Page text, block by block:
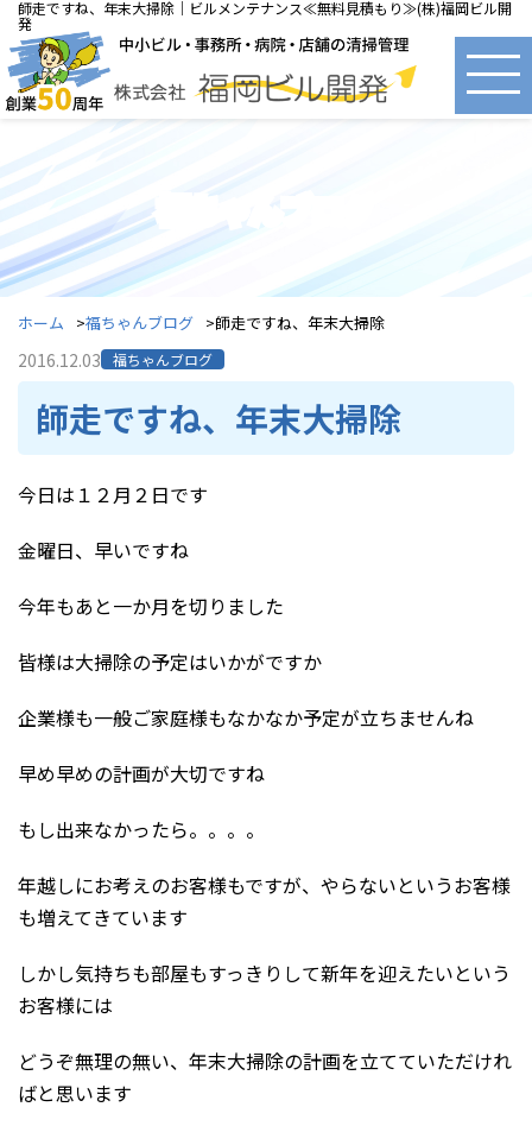
師走ですね、年末大掃除｜ビルメンテナンス≪無料見積もり≫(株)福岡ビル開
発
福ちゃんブログ
ホーム 福ちゃんブログ 師走ですね、年末大掃除
2016.12.03 福ちゃんブログ
師走ですね、年末大掃除
今日は１２月２日です
金曜日、早いですね
今年もあと一か月を切りました
皆様は大掃除の予定はいかがですか
企業様も一般ご家庭様もなかなか予定が立ちませんね
早め早めの計画が大切ですね
もし出来なかったら。。。。
年越しにお考えのお客様もですが、やらないというお客様
も増えてきています
しかし気持ちも部屋もすっきりして新年を迎えたいという
お客様には
どうぞ無理の無い、年末大掃除の計画を立てていただけれ
ばと思います